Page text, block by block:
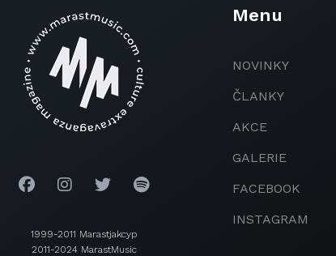
1999-2011 Marastjakcyp
2011-2024 MarastMusic
Menu
NOVINKY
ČLANKY
AKCE
GALERIE
FACEBOOK
INSTAGRAM